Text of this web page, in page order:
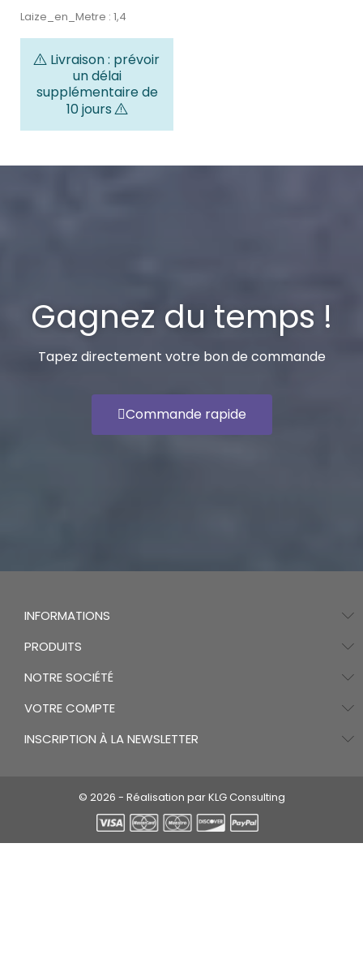
Laize_en_Metre : 1,4
Livraison : prévoir
un délai
supplémentaire de
10 jours
Gagnez du temps !
Tapez directement votre bon de commande
Commande rapide
INFORMATIONS
PRODUITS
NOTRE SOCIÉTÉ
VOTRE COMPTE
INSCRIPTION À LA NEWSLETTER
© 2026 - Réalisation par KLG Consulting